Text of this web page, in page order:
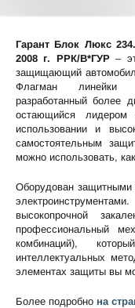
Гарант Блок Люкс
2008 г. РРК/В*ГУР–
защищающий
Флагман линейки
разработанный более
остающийся лидером
использовании и
самостоятельным
можно использовать,
Оборудован защитными
высокопрочной
профессиональный
комбинаций),
интеллектуальных
элементах защиты вы
Более подробно на